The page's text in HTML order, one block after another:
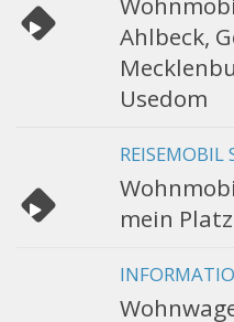
Ahlbeck,
Usedom
REISEMOBIL
mein Platz